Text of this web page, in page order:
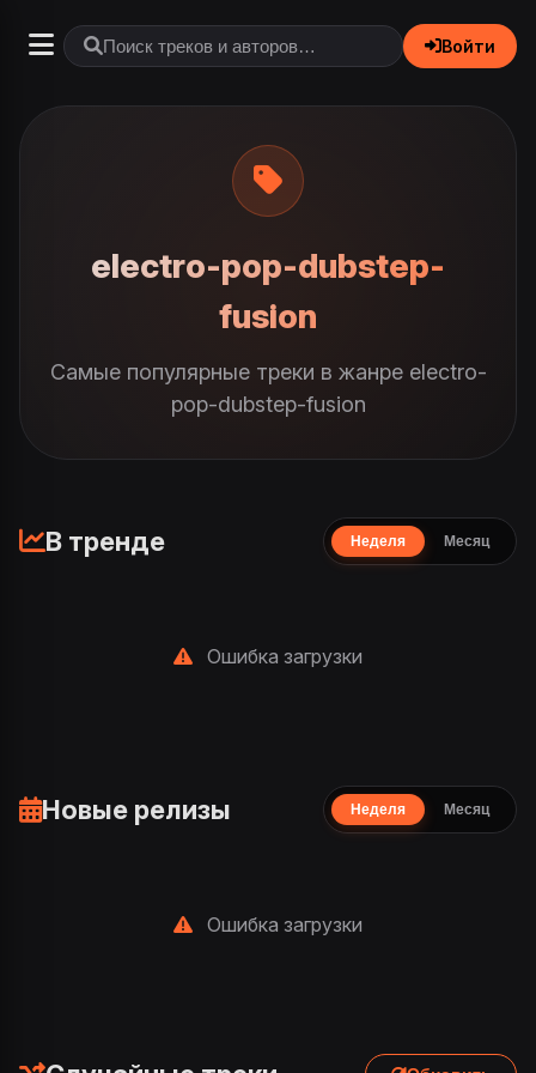
Войти
electro-pop-dubstep-
fusion
Самые популярные треки в жанре electro-
pop-dubstep-fusion
В тренде Неделя Месяц
Ошибка загрузки
Новые релизы Неделя Месяц
Ошибка загрузки